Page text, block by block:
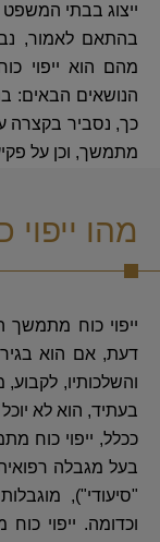
ייצוג בבתי המשפט
בהתאם לאמור,
מהם הוא ייפוי
הנושאים הבאים:
כך, נסביר בקצרה
מתמשך, וכן על
מהו
ייפוי כוח
והשלכותיו,
בעתיד, הוא לא
ככלל, ייפוי כוח
בעל מגבלה
"סיעודי"),
וכדומה. ייפוי